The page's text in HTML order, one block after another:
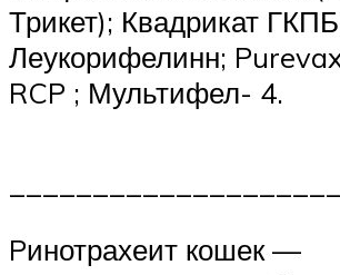
Трикет); Квадрикат
Леукорифелинн;
RCP ; Мультифел- 4.
Pинотрахеит кошек —